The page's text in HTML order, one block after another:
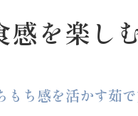
感を楽し
もち感を活かす茹